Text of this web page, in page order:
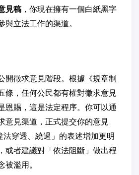
見稿 ，你現在擁有一個白紙黑字
立法工作的渠道。
開徵求意見階段。根據《規章制
條，任何公民都有權對徵求意見
恩賜，這是法定程序。你可以通
意見渠道，正式提交你的意見
穿透、繞過」的表述增加更明
或者建議對「依法阻斷」做出程
濫用。